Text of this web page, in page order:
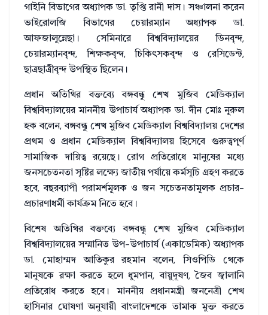
গাইনি বিভাগের অধ্যাপক ডা. তৃপ্তি রানী দাস। সঞ্চালনা করেন
ভাইরোলজি বিভাগের চেয়ারম্যান অধ্যাপক ডা.
আফজালুন্নেছা। সেমিনারে বিশ্ববিদ্যালয়ের ডিনবৃন্দ,
চেয়ারম্যানবৃন্দ, শিক্ষকবৃন্দ, চিকিৎসকবৃন্দ ও রেসিডেন্ট,
ছাত্রছাত্রীবৃন্দ উপস্থিত ছিলেন।
প্রধান অতিথির বক্তব্যে বঙ্গবন্ধু শেখ মুজিব মেডিক্যাল
বিশ্ববিদ্যালয়ের মাননীয় উপাচার্য অধ্যাপক ডা. দীন মোঃ নূরুল
হক বলেন, বঙ্গবন্ধু শেখ মুজিব মেডিক্যাল বিশ্ববিদ্যালয় দেশের
প্রথম ও প্রধান মেডিক্যাল বিশ্ববিদ্যালয় হিসেবে গুরুত্বপূর্ণ
সামাজিক দায়িত্ব রয়েছে। রোগ প্রতিরোধে মানুষের মধ্যে
জনসচেতনতা সৃষ্টির লক্ষ্যে জাতীয় পর্যায়ে কর্মসূচি গ্রহণ করতে
হবে, বছরব্যাপী পরামর্শমূলক ও জন সচেতনতামূলক প্রচার-
প্রচারণাধর্মী কার্যক্রম নিতে হবে।
বিশেষ অতিথির বক্তব্যে বঙ্গবন্ধু শেখ মুজিব মেডিক্যাল
বিশ্ববিদ্যালয়ের সম্মানিত উপ-উপাচার্য (একাডেমিক) অধ্যাপক
ডা. মোহাম্মদ আতিকুর রহমান বলেন, সিওপিডি থেকে
মানুষকে রক্ষা করতে হলে ধুমপান, বায়ুদূষণ, জৈব জ্বালানি
প্রতিরোধ করতে হবে। মাননীয় প্রধানমন্ত্রী জননেত্রী শেখ
হাসিনার ঘোষণা অনুযায়ী বাংলাদেশকে তামাক মুক্ত করতে